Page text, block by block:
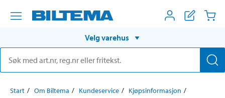
Velg varehus
Start Om Biltema Kundeservice
Kjøpsinformasjon